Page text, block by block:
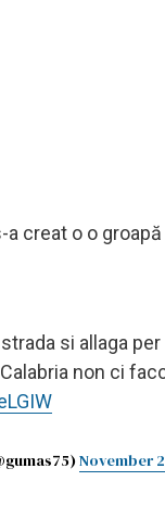
creat o o
si allaga
non ci
November